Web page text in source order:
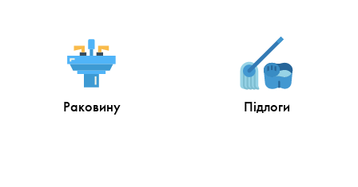
Раковину Підлоги